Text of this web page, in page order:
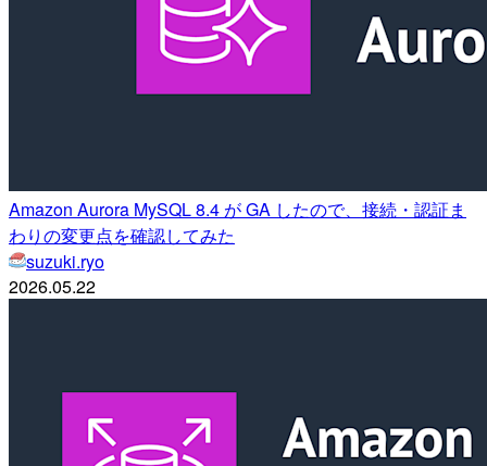
Amazon Aurora MySQL 8.4 が GA したので、接続・認証ま
わりの変更点を確認してみた
suzuki.ryo
2026.05.22